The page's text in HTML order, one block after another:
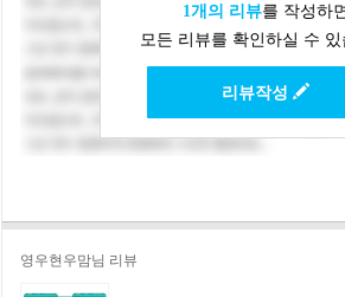
1개의 리뷰를 작성하
모든 리뷰를 확인하실 수
리뷰작성
영우현우맘님 리뷰